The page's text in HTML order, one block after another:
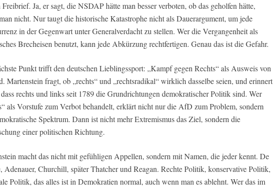
Ja, er sagt, die NSDAP hätte man besser verboten, ob das geholfen hätte,
nicht. Nur taugt die historische Katastrophe nicht als Dauerargument, um jede
in der Gegenwart unter Generalverdacht zu stellen. Wer die Vergangenheit als
Brecheisen benutzt, kann jede Abkürzung rechtfertigen. Genau das ist die Gefahr.
Punkt trifft den deutschen Lieblingssport: „Kampf gegen Rechts“ als Ausweis von
Martenstein fragt, ob „rechts“ und „rechtsradikal“ wirklich dasselbe seien, und erinnert
rechts und links seit 1789 die Grundrichtungen demokratischer Politik sind. Wer
als Vorstufe zum Verbot behandelt, erklärt nicht nur die AfD zum Problem, sondern
Spektrum. Dann ist nicht mehr Extremismus das Ziel, sondern die
einer politischen Richtung.
macht das nicht mit gefühligen Appellen, sondern mit Namen, die jeder kennt. De
Adenauer, Churchill, später Thatcher und Reagan. Rechte Politik, konservative Politik,
Politik, das alles ist in Demokratien normal, auch wenn man es ablehnt. Wer das im